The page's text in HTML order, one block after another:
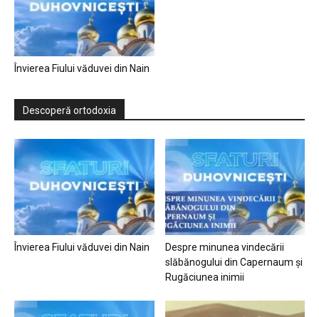
Învierea Fiului văduvei din Nain
Descoperă ortodoxia
Învierea Fiului văduvei din Nain
Despre minunea vindecării
slăbănogului din Capernaum și
Rugăciunea inimii